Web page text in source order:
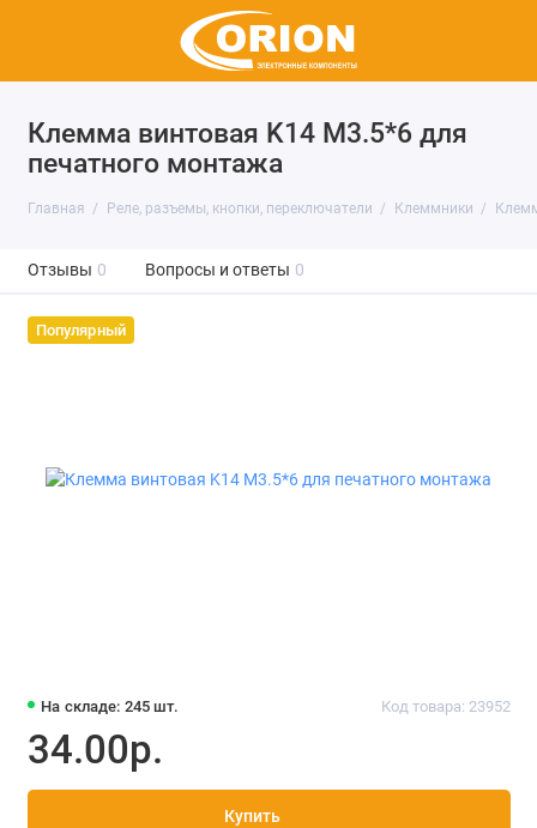
Клемма винтовая K14 М3.5*6 для
печатного монтажа
Главная Реле, разъемы, кнопки, переключатели Клеммники
Отзывы 0 Вопросы и ответы 0
Популярный
На складе: 245 шт. Код товара: 23952
34.00р.
Купить